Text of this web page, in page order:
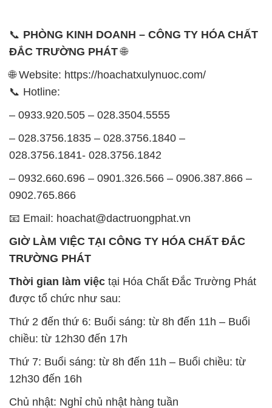
📞 PHÒNG KINH DOANH – CÔNG TY HÓA CHẤT
ĐẮC TRƯỜNG PHÁT🌐
🌐 Website: https://hoachatxulynuoc.com/
📞 Hotline:
– 0933.920.505 – 028.3504.5555
– 028.3756.1835 – 028.3756.1840 –
028.3756.1841- 028.3756.1842
– 0932.660.696 – 0901.326.566 – 0906.387.866 –
0902.765.866
📧 Email: hoachat@dactruongphat.vn
GIỜ LÀM VIỆC TẠI CÔNG TY HÓA CHẤT ĐẮC
TRƯỜNG PHÁT
Thời gian làm việc tại Hóa Chất Đắc Trường Phát
được tổ chức như sau:
Thứ 2 đến thứ 6: Buổi sáng: từ 8h đến 11h – Buổi
chiều: từ 12h30 đến 17h
Thứ 7: Buổi sáng: từ 8h đến 11h – Buổi chiều: từ
12h30 đến 16h
Chủ nhật: Nghỉ chủ nhật hàng tuần